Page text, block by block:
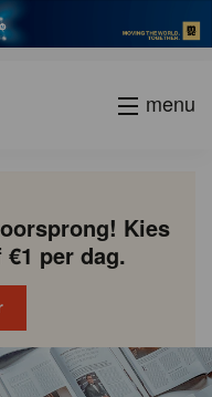
menu
Kies
per dag.